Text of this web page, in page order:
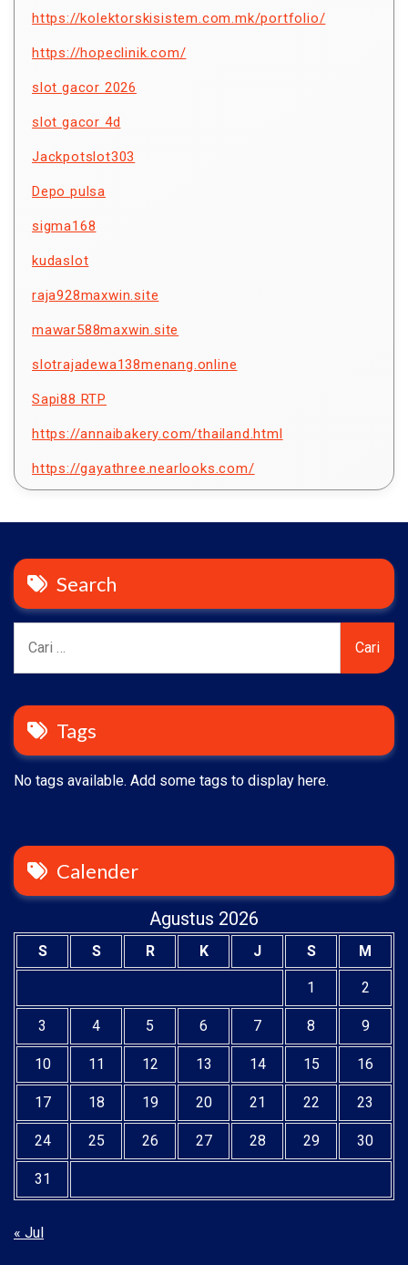
https://kolektorskisistem.com.mk/portfolio/
https://hopeclinik.com/
slot gacor 2026
slot gacor 4d
Jackpotslot303
Depo pulsa
sigma168
kudaslot
raja928maxwin.site
mawar588maxwin.site
slotrajadewa138menang.online
Sapi88 RTP
https://annaibakery.com/thailand.html
https://gayathree.nearlooks.com/
Search
untuk:
Tags
No tags available. Add some tags to display here.
Calender
Agustus 2026
S S R K J S M
1 2
3 4 5 6 7 8 9
10 11 12 13 14 15 16
17 18 19 20 21 22 23
24 25 26 27 28 29 30
31
« Jul